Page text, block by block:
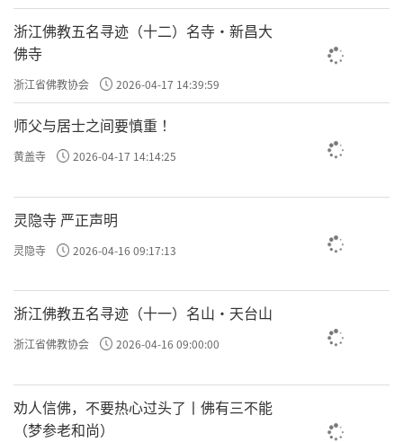
浙江佛教五名寻迹（十二）名寺·新昌大
佛寺
浙江省佛教协会 2026-04-17 14:39:59
师父与居士之间要慎重 ！
黄盖寺 2026-04-17 14:14:25
灵隐寺 严正声明
灵隐寺 2026-04-16 09:17:13
浙江佛教五名寻迹（十一）名山·天台山
浙江省佛教协会 2026-04-16 09:00:00
劝人信佛，不要热心过头了丨佛有三不能
（梦参老和尚）